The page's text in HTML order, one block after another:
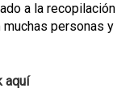
a la recopilación
personas y
aquí